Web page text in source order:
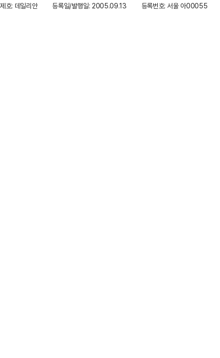
제호: 데일리안
등록일/발행일: 2005.09.13 등록번호: 서울 아00055